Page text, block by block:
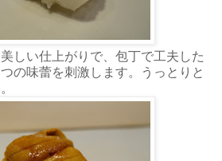
しい仕上がりで、包丁で工夫した
の味蕾を刺激します。うっとりと